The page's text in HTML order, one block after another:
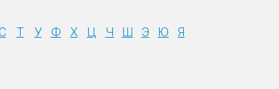
Т У Ф Х Ц Ч Ш Э Ю Я